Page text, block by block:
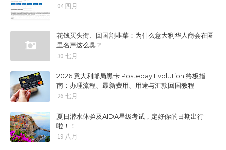
04 四月
花钱买头衔、回国割韭菜：为什么意大利华人商会在圈
里名声这么臭？
30 七月
2026 意大利邮局黑卡 Postepay Evolution 终极指
南：办理流程、最新费用、用途与汇款回国教程
26 七月
夏日潜水体验及AIDA星级考试，定好你的日期出行
啦！！
19 八月